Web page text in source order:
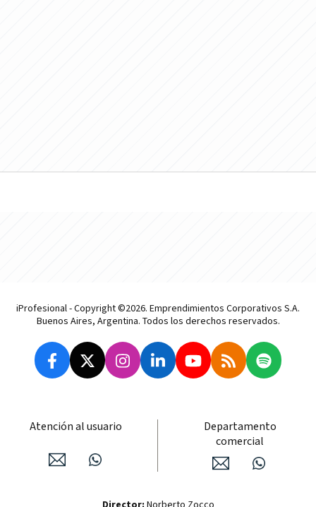
iProfesional - Copyright ©2026. Emprendimientos Corporativos S.A.
Buenos Aires, Argentina. Todos los derechos reservados.
Atención al usuario
Departamento
comercial